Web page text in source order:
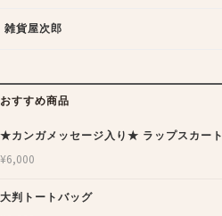
雑貨屋次郎
おすすめ商品
★カンガメッセージ入り★ ラップスカート
¥6,000
大判トートバッグ